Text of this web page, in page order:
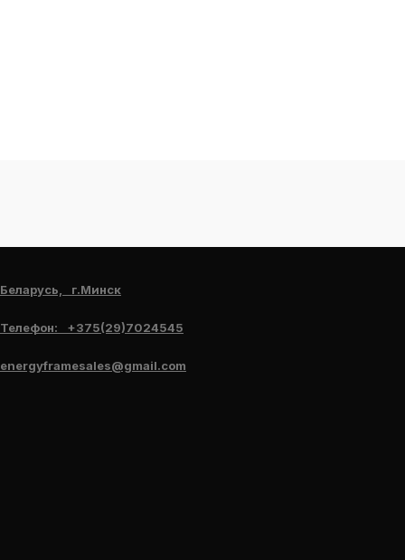
Беларусь, г.Минск
Телефон: +375(29)7024545
energyframesales@gmail.com